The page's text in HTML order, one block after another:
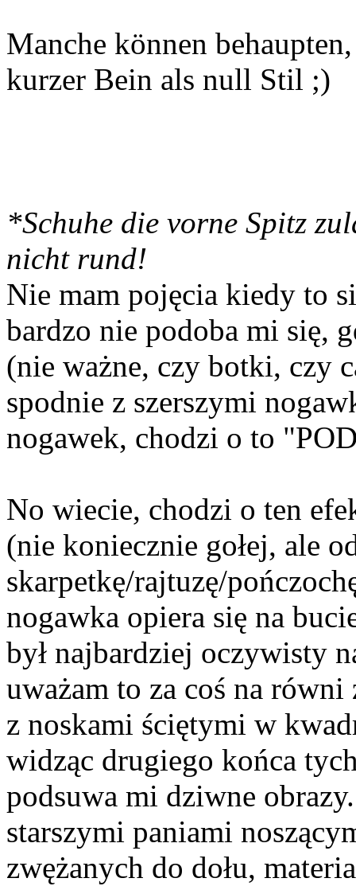
Manche können
kurzer Bein als null Stil ;)
*Schuhe die vorne Spitz
nicht rund!
Nie mam pojęcia kiedy to
bardzo nie podoba mi się,
(nie ważne, czy botki, czy
spodnie z szerszymi
nogawek, chodzi o to
No wiecie, chodzi o ten
(nie koniecznie gołej, ale
skarpetkę/rajtuzę/
nogawka opiera się na
był najbardziej oczywisty
uważam to za coś na
z noskami ściętymi w
widząc drugiego końca
podsuwa mi dziwne
starszymi paniami
zwężanych do dołu,